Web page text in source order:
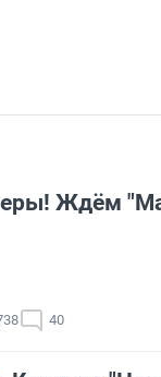
Ждём
40